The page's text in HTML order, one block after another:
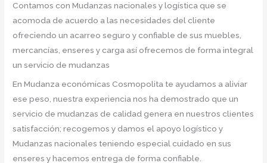
Contamos con Mudanzas nacionales y logística que se
acomoda de acuerdo a las necesidades del cliente
ofreciendo un acarreo seguro y confiable de sus muebles,
mercancías, enseres y carga así ofrecemos de forma integral
un servicio de mudanzas
En Mudanza económicas Cosmopolita te ayudamos a aliviar
ese peso, nuestra experiencia nos ha demostrado que un
servicio de mudanzas de calidad genera en nuestros clientes
satisfacción; recogemos y damos el apoyo logístico y
Mudanzas nacionales teniendo especial cuidado en sus
enseres y hacemos entrega de forma confiable.